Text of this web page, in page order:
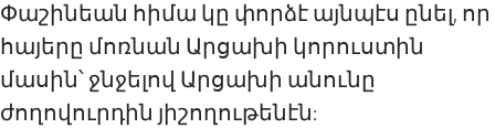
Փաշինեան հիմա կը փորձէ այնպէս ընել, որ
հայերը մոռնան Արցախի կորուստին
մասին՝ ջնջելով Արցախի անունը
ժողովուրդին յիշողութենէն: